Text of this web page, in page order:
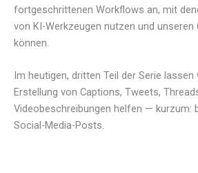
fortgeschrittenen Workflows an, mit
von KI-Werkzeugen nutzen und unseren
können.
Im heutigen, dritten Teil der Serie
Erstellung von Captions, Tweets,
Videobeschreibungen helfen — kurzum:
Social-Media-Posts.